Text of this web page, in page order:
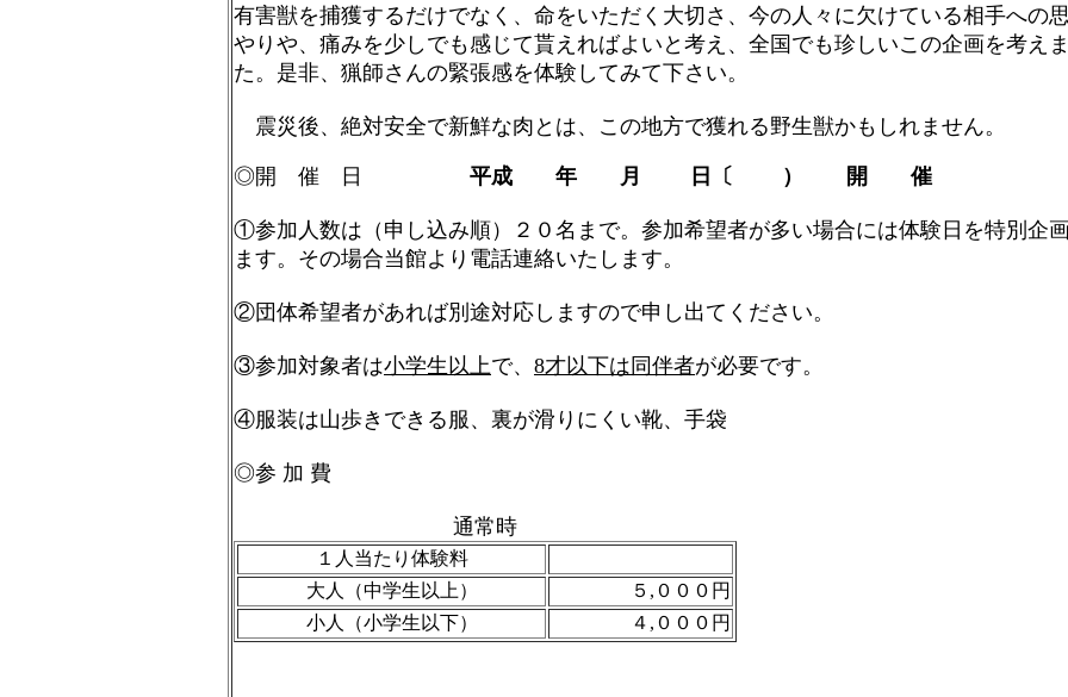
有害獣を捕獲するだけでなく、命をいただく大切さ、今の人々に欠けている相手への
やりや、痛みを少しでも感じて貰えればよいと考え、全国でも珍しいこの企画を考え
た。是非、猟師さんの緊張感を体験してみて下さい。
震災後、絶対安全で新鮮な肉とは、この地方で獲れる野生獣かもしれません。
◎開 催 日 平成 年 月 日〔 ） 開 催
①参加人数は（申し込み順）２０名まで。参加希望者が多い場合には体験日を特別企
ます。その場合当館より電話連絡いたします。
②団体希望者があれば別途対応しますので申し出てください。
③参加対象者は小学生以上で、 8才以下は同伴者が必要です。
④服装は山歩きできる服、裏が滑りにくい靴、手袋
◎参 加 費
通常時
１人当たり体験料
大人（中学生以上）
５,０００円
小人（小学生以下）
４,０００円